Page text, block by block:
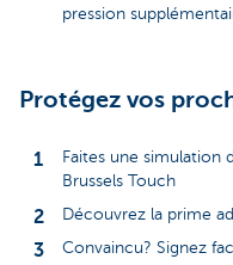
pression
Protégez vos
Faites une simulation
Brussels Touch
Découvrez la prime
Convaincu? Signez